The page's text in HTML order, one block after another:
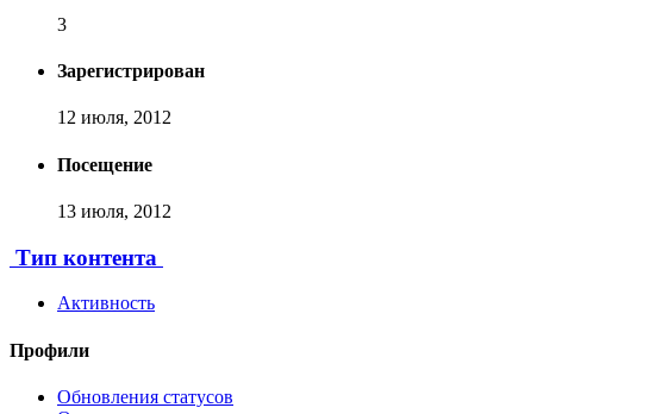
3
Зарегистрирован
12 июля, 2012
Посещение
13 июля, 2012
Тип контента
Активность
Профили
Обновления статусов